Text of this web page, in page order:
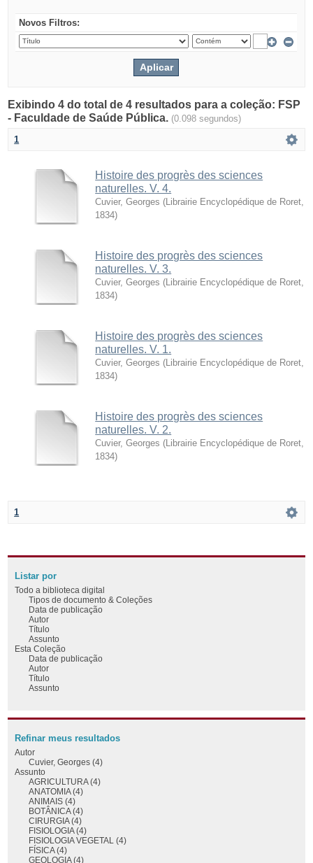
Novos Filtros:
Exibindo 4 do total de 4 resultados para a coleção: FSP
- Faculdade de Saúde Pública. (0.098 segundos)
1
Histoire des progrès des sciences
naturelles. V. 4.
Cuvier, Georges ( Librairie Encyclopédique de Roret
1834)
Histoire des progrès des sciences
naturelles. V. 3.
Cuvier, Georges ( Librairie Encyclopédique de Roret
1834)
Histoire des progrès des sciences
naturelles. V. 1.
Cuvier, Georges ( Librairie Encyclopédique de Roret
1834)
Histoire des progrès des sciences
naturelles. V. 2.
Cuvier, Georges ( Librairie Encyclopédique de Roret
1834)
1
Listar por
Todo a biblioteca digital
Tipos de documento & Coleções
Data de publicação
Autor
Título
Assunto
Esta Coleção
Data de publicação
Autor
Título
Assunto
Refinar meus resultados
Autor
Cuvier, Georges (4)
Assunto
AGRICULTURA (4)
ANATOMIA (4)
ANIMAIS (4)
BOTÂNICA (4)
CIRURGIA (4)
FISIOLOGIA (4)
FISIOLOGIA VEGETAL (4)
FÍSICA (4)
GEOLOGIA (4)